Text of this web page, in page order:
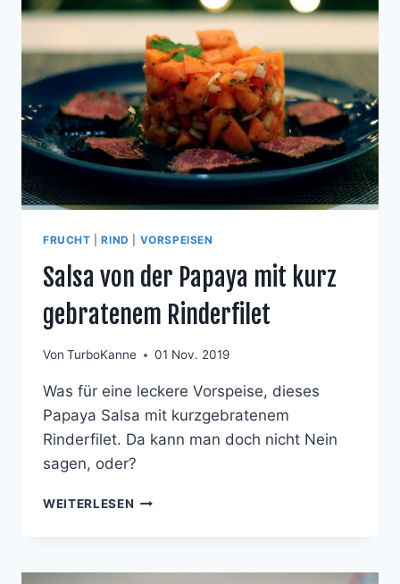
RABISCHEM W
FRUCHT |RIND VORSPEISEN
Salsa von der Papaya mit kurz
gebratenem Rinderfilet
Von TurboKanne 01 Nov. 2019
Was für eine leckere Vorspeise, dieses
Papaya Salsa mit kurzgebratenem
Rinderfilet. Da kann man doch nicht Nein
sagen, oder?
WEITERLESEN SALSA
MIT